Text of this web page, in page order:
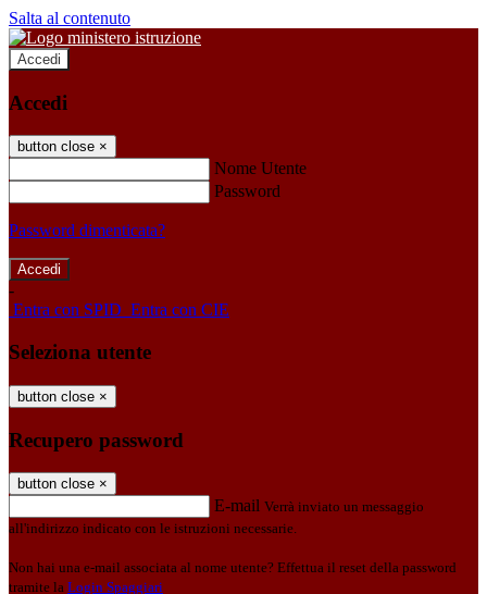
Salta al contenuto
Accedi
Accedi
button close ×
Nome Utente
Password
Password dimenticata?
-
Entra con SPID Entra con CIE
Seleziona utente
button close ×
Recupero password
button close ×
E-mail Verrà inviato un messaggio
all'indirizzo indicato con le istruzioni necessarie.
Non hai una e-mail associata al nome utente? Effettua il reset della password
tramite la Login Spaggiari